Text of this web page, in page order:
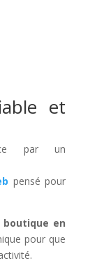
et
par un
pensé pour
boutique en
pour que